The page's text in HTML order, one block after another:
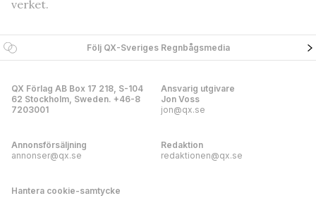
verket.
Följ QX-Sveriges Regnbågsmedia
QX Förlag AB Box 17 218, S-104
62 Stockholm, Sweden. +46-8
7203001
Ansvarig utgivare
Jon Voss
jon@qx.se
Annonsförsäljning
annonser@qx.se
Redaktion
redaktionen@qx.se
Hantera cookie-samtycke